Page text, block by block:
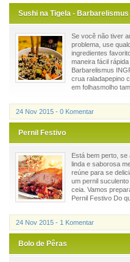
Sushi na Tigela - Barbarelismus
Se você não tiver
problema, use
ingredientes
maneira fácil
Barbarelismus
crua raladapepino
em folhasmolho
24 Nov 2015 - 0 Komentar
Pernil Festivo
Está bem perto,
linda e saborosa
reúne para se
um pernil
ceia. Vamos
Pernil Festivo Do
24 Nov 2015 - 1 Komentar
Bolo de Pêras